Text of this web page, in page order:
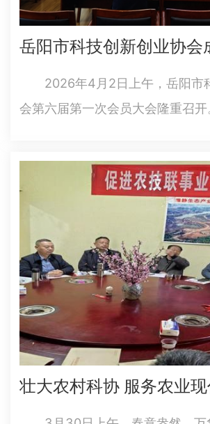
2026年4月2日上午，岳阳市
会第六届第一次会员大会隆重召开
企业科协联合会理事长助理苏理
议。 会上，市社会组织管理局
《关于同意岳阳市科技创新创业